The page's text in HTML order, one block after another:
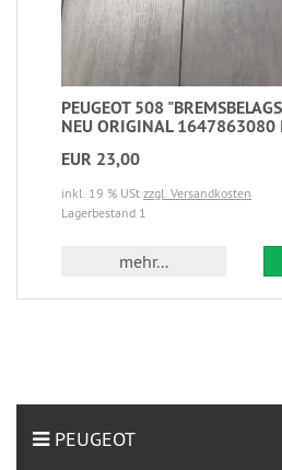
PEUGEOT 508
NEU ORIGINAL
EUR 23,00
inkl. 19 % USt zzgl. Versandkosten
Lagerbestand 1
mehr...
PEUGEOT